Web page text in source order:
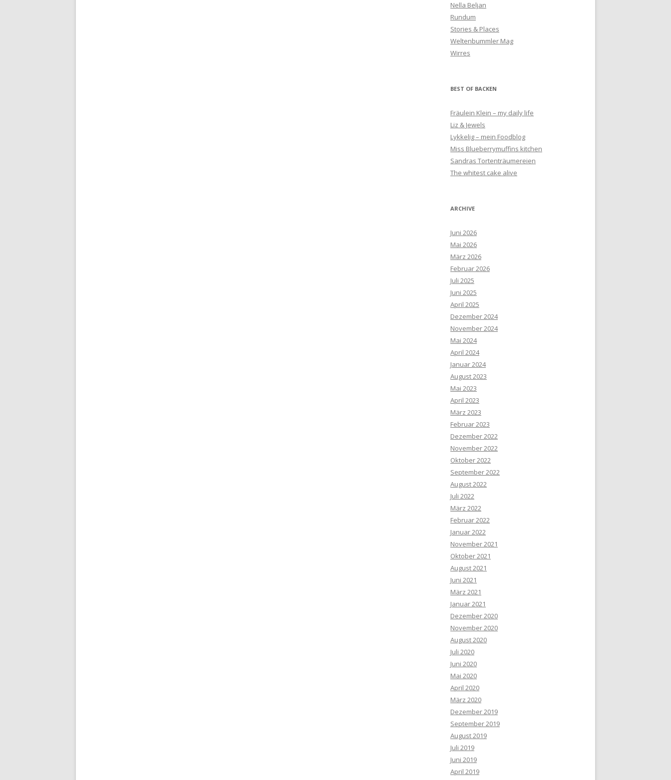
Nella Beljan
Rundum
Stories & Places
Weltenbummler Mag
Wirres
BEST OF BACKEN
Fräulein Klein – my daily life
Liz & Jewels
Lykkelig – mein Foodblog
Miss Blueberrymuffins kitchen
Sandras Tortenträumereien
The whitest cake alive
ARCHIVE
Juni 2026
Mai 2026
März 2026
Februar 2026
Juli 2025
Juni 2025
April 2025
Dezember 2024
November 2024
Mai 2024
April 2024
Januar 2024
August 2023
Mai 2023
April 2023
März 2023
Februar 2023
Dezember 2022
November 2022
Oktober 2022
September 2022
August 2022
Juli 2022
März 2022
Februar 2022
Januar 2022
November 2021
Oktober 2021
August 2021
Juni 2021
März 2021
Januar 2021
Dezember 2020
November 2020
August 2020
Juli 2020
Juni 2020
Mai 2020
April 2020
März 2020
Dezember 2019
September 2019
August 2019
Juli 2019
Juni 2019
April 2019